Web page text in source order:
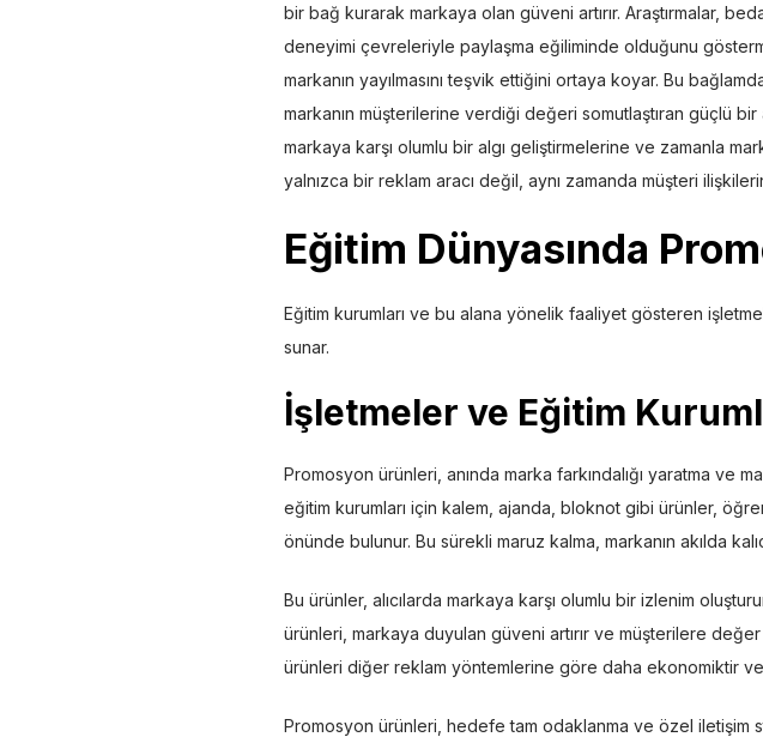
bir bağ kurarak markaya olan güveni artırır. Araştırmalar,
deneyimi çevreleriyle paylaşma eğiliminde olduğunu
markanın yayılmasını teşvik ettiğini ortaya koyar. Bu
markanın müşterilerine verdiği değeri somutlaştıran güçlü
markaya karşı olumlu bir algı geliştirmelerine ve zamanla
yalnızca bir reklam aracı değil, aynı zamanda müşteri
Eğitim Dünyasında
Eğitim kurumları ve bu alana yönelik faaliyet gösteren
sunar.
İşletmeler ve Eğitim
Promosyon ürünleri, anında marka farkındalığı yaratma ve
eğitim kurumları için kalem, ajanda, bloknot gibi ürünler,
önünde bulunur. Bu sürekli maruz kalma, markanın akılda
Bu ürünler, alıcılarda markaya karşı olumlu bir izlenim
ürünleri, markaya duyulan güveni artırır ve müşterilere değer
ürünleri diğer reklam yöntemlerine göre daha ekonomiktir
Promosyon ürünleri, hedefe tam odaklanma ve özel